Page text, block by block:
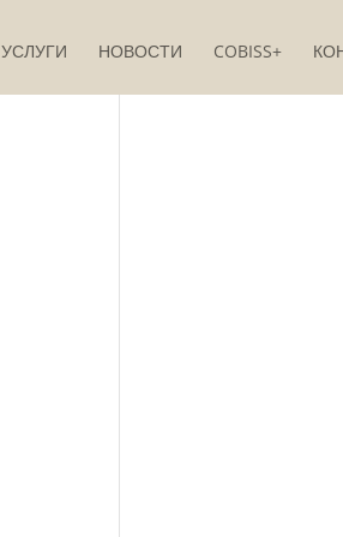
УСЛУГИ НОВОСТИ COBISS+